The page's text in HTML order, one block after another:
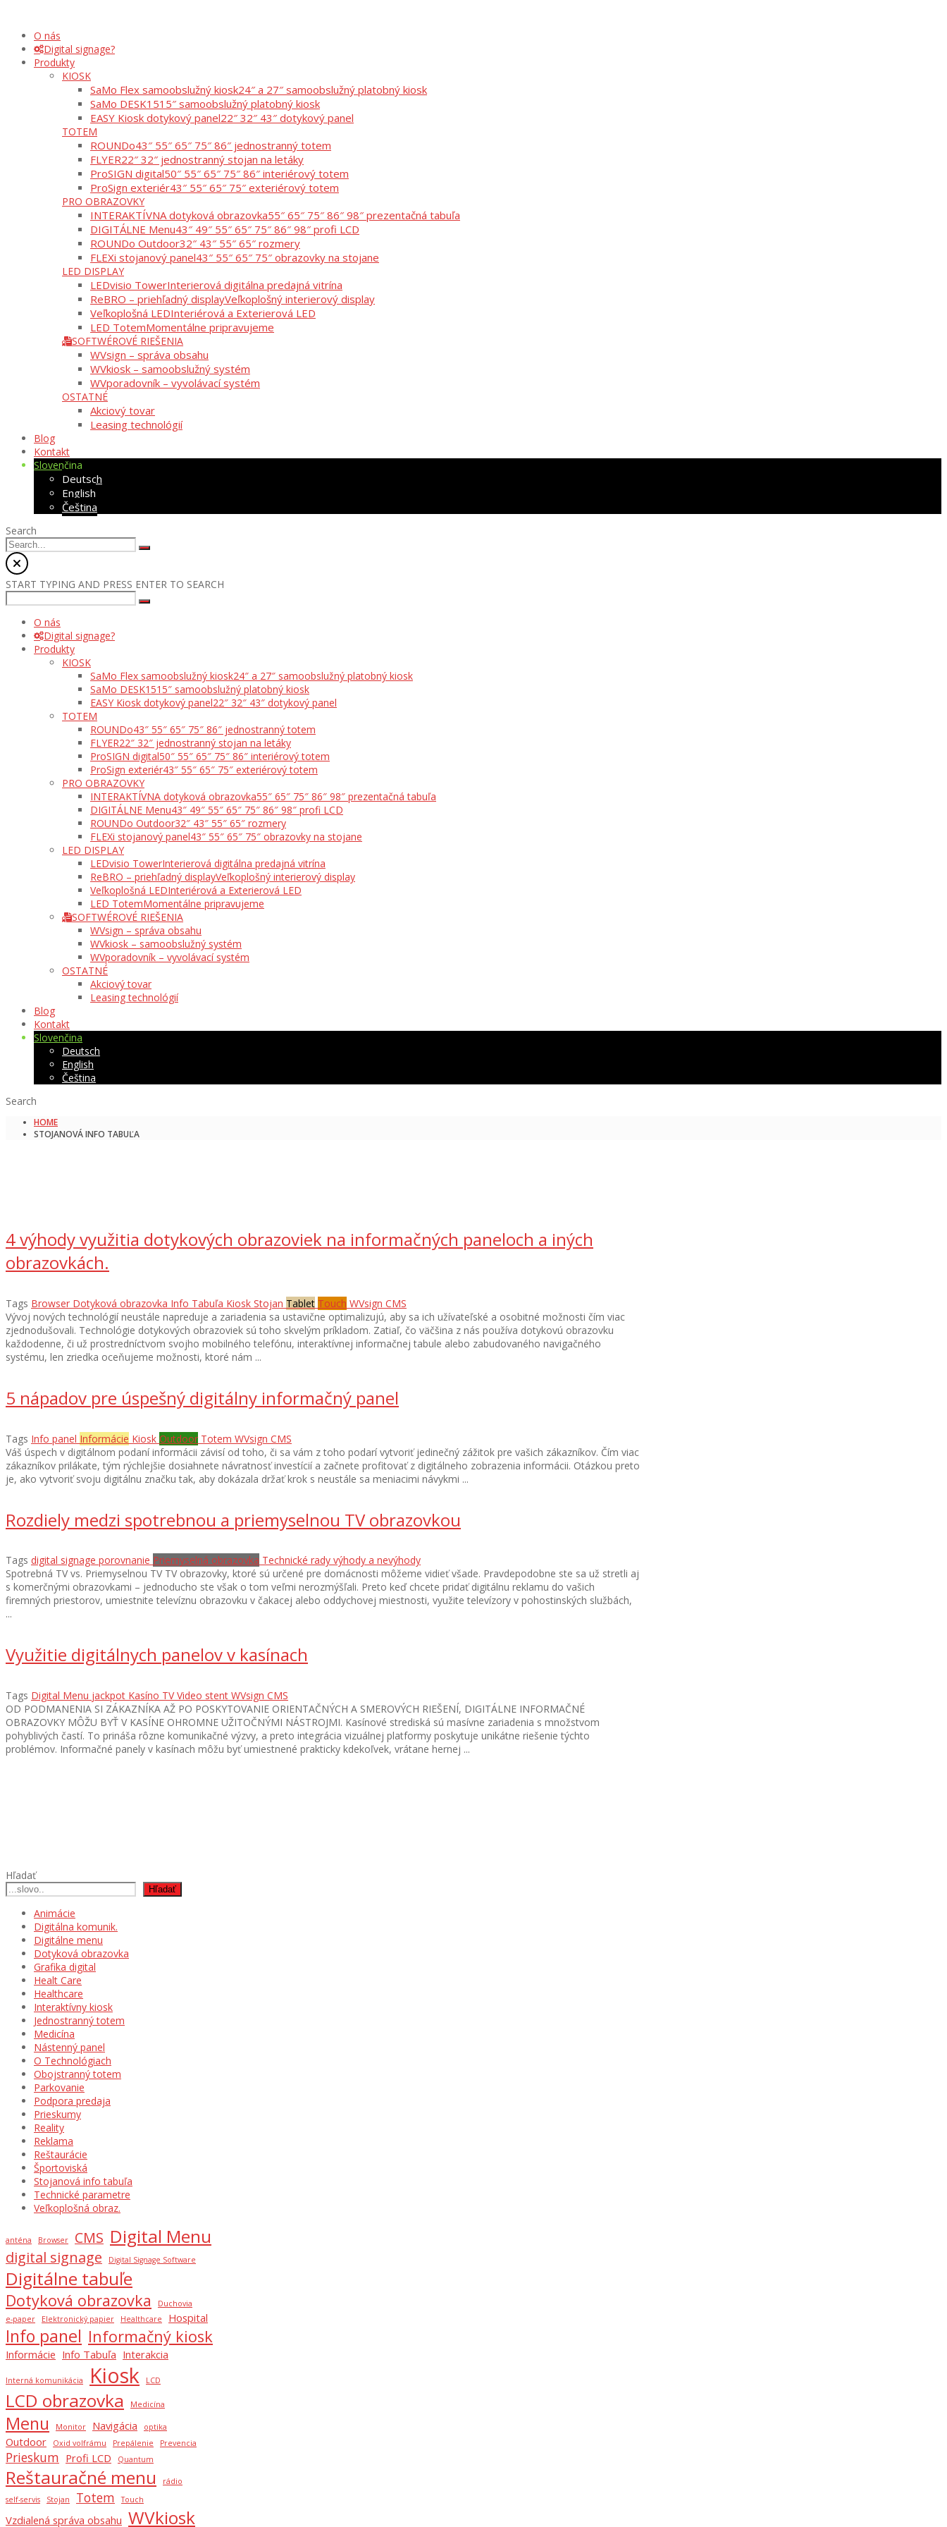
O nás
Digital signage?
Produkty
KIOSK
SaMo Flex samoobslužný kiosk24″ a 27″ samoobslužný platobný kiosk
SaMo DESK1515″ samoobslužný platobný kiosk
EASY Kiosk dotykový panel22″ 32″ 43″ dotykový panel
TOTEM
ROUNDo43″ 55″ 65″ 75″ 86″ jednostranný totem
FLYER22″ 32″ jednostranný stojan na letáky
ProSIGN digital50″ 55″ 65″ 75″ 86″ interiérový totem
ProSign exteriér43″ 55″ 65″ 75″ exteriérový totem
PRO OBRAZOVKY
INTERAKTÍVNA dotyková obrazovka55″ 65″ 75″ 86″ 98″ prezentačná tabuľa
DIGITÁLNE Menu43″ 49″ 55″ 65″ 75″ 86″ 98″ profi LCD
ROUNDo Outdoor32″ 43″ 55″ 65″ rozmery
FLEXi stojanový panel43″ 55″ 65″ 75″ obrazovky na stojane
LED DISPLAY
LEDvisio TowerInterierová digitálna predajná vitrína
ReBRO – priehľadný displayVeľkoplošný interierový display
Veľkoplošná LEDInteriérová a Exterierová LED
LED TotemMomentálne pripravujeme
SOFTWÉROVÉ RIEŠENIA
WVsign – správa obsahu
WVkiosk – samoobslužný systém
WVporadovník – vyvolávací systém
OSTATNÉ
Akciový tovar
Leasing technológií
Blog
Kontakt
Slovenčina
Deutsch
English
Čeština
Search
START TYPING AND PRESS ENTER TO SEARCH
O nás
Digital signage?
Produkty
KIOSK
SaMo Flex samoobslužný kiosk24″ a 27″ samoobslužný platobný kiosk
SaMo DESK1515″ samoobslužný platobný kiosk
EASY Kiosk dotykový panel22″ 32″ 43″ dotykový panel
TOTEM
ROUNDo43″ 55″ 65″ 75″ 86″ jednostranný totem
FLYER22″ 32″ jednostranný stojan na letáky
ProSIGN digital50″ 55″ 65″ 75″ 86″ interiérový totem
ProSign exteriér43″ 55″ 65″ 75″ exteriérový totem
PRO OBRAZOVKY
INTERAKTÍVNA dotyková obrazovka55″ 65″ 75″ 86″ 98″ prezentačná tabuľa
DIGITÁLNE Menu43″ 49″ 55″ 65″ 75″ 86″ 98″ profi LCD
ROUNDo Outdoor32″ 43″ 55″ 65″ rozmery
FLEXi stojanový panel43″ 55″ 65″ 75″ obrazovky na stojane
LED DISPLAY
LEDvisio TowerInterierová digitálna predajná vitrína
ReBRO – priehľadný displayVeľkoplošný interierový display
Veľkoplošná LEDInteriérová a Exterierová LED
LED TotemMomentálne pripravujeme
SOFTWÉROVÉ RIEŠENIA
WVsign – správa obsahu
WVkiosk – samoobslužný systém
WVporadovník – vyvolávací systém
OSTATNÉ
Akciový tovar
Leasing technológií
Blog
Kontakt
Slovenčina
Deutsch
English
Čeština
Search
HOME
STOJANOVÁ INFO TABUĽA
4 výhody využitia dotykových obrazoviek na informačných paneloch a iných
obrazovkách.
Tags Browser Dotyková obrazovka Info Tabuľa Kiosk Stojan Tablet Touch WVsign CMS
Vývoj nových technológií neustále napreduje a zariadenia sa ustavične optimalizujú, aby sa ich užívateľské a osobitné možnosti čím viac
zjednodušovali. Technológie dotykových obrazoviek sú toho skvelým príkladom. Zatiaľ, čo väčšina z nás používa dotykovú obrazovku
každodenne, či už prostredníctvom svojho mobilného telefónu, interaktívnej informačnej tabule alebo zabudovaného navigačného
systému, len zriedka oceňujeme možnosti, ktoré nám ...
5 nápadov pre úspešný digitálny informačný panel
Tags Info panel Informácie Kiosk Outdoor Totem WVsign CMS
Váš úspech v digitálnom podaní informácii závisí od toho, či sa vám z toho podarí vytvoriť jedinečný zážitok pre vašich zákazníkov. Čím viac
zákazníkov prilákate, tým rýchlejšie dosiahnete návratnosť investícií a začnete profitovať z digitálneho zobrazenia informácii. Otázkou preto
je, ako vytvoriť svoju digitálnu značku tak, aby dokázala držať krok s neustále sa meniacimi návykmi ...
Rozdiely medzi spotrebnou a priemyselnou TV obrazovkou
Tags digital signage porovnanie Priemyselná obrazovka Technické rady výhody a nevýhody
Spotrebná TV vs. Priemyselnou TV TV obrazovky, ktoré sú určené pre domácnosti môžeme vidieť všade. Pravdepodobne ste sa už stretli aj
s komerčnými obrazovkami – jednoducho ste však o tom veľmi nerozmýšľali. Preto keď chcete pridať digitálnu reklamu do vašich
firemných priestorov, umiestnite televíznu obrazovku v čakacej alebo oddychovej miestnosti, využite televízory v pohostinských službách,
...
Využitie digitálnych panelov v kasínach
Tags Digital Menu jackpot Kasíno TV Video stent WVsign CMS
OD PODMANENIA SI ZÁKAZNÍKA AŽ PO POSKYTOVANIE ORIENTAČNÝCH A SMEROVÝCH RIEŠENÍ, DIGITÁLNE INFORMAČNÉ
OBRAZOVKY MÔŽU BYŤ V KASÍNE OHROMNE UŽITOČNÝMI NÁSTROJMI. Kasínové strediská sú masívne zariadenia s množstvom
pohyblivých častí. To prináša rôzne komunikačné výzvy, a preto integrácia vizuálnej platformy poskytuje unikátne riešenie týchto
problémov. Informačné panely v kasínach môžu byť umiestnené prakticky kdekoľvek, vrátane hernej ...
Hľadať
Hľadať
Animácie
Digitálna komunik.
Digitálne menu
Dotyková obrazovka
Grafika digital
Healt Care
Healthcare
Interaktívny kiosk
Jednostranný totem
Medicína
Nástenný panel
O Technológiach
Obojstranný totem
Parkovanie
Podpora predaja
Prieskumy
Reality
Reklama
Reštaurácie
Športoviská
Stojanová info tabuľa
Technické parametre
Veľkoplošná obraz.
anténa Browser CMS Digital Menu
digital signage Digital Signage Software
Digitálne tabuľe
Dotyková obrazovka
Duchovia
e-paper
Elektronický papier Healthcare Hospital
Info panel Informačný kiosk
Informácie Info Tabuľa Interakcia
Interná komunikácia Kiosk LCD
LCD obrazovka Medicína
Menu Monitor Navigácia optika
Outdoor Oxid volfrámu Prepálenie Prevencia
Prieskum Profi LCD Quantum
Reštauračné menu
rádio
self-servis
Stojan Totem Touch
Vzdialená správa obsahu WVkiosk